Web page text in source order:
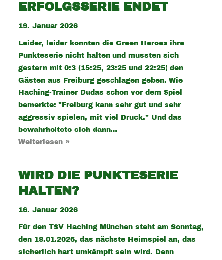
ERFOLGSSERIE ENDET
19. Januar 2026
Leider, leider konnten die Green Heroes ihre
Punkteserie nicht halten und mussten sich
gestern mit 0:3 (15:25, 23:25 und 22:25) den
Gästen aus Freiburg geschlagen geben. Wie
Haching-Trainer Dudas schon vor dem Spiel
bemerkte: "Freiburg kann sehr gut und sehr
aggressiv spielen, mit viel Druck." Und das
bewahrheitete sich dann…
Weiterlesen »
WIRD DIE PUNKTESERIE
HALTEN?
16. Januar 2026
Für den TSV Haching München steht am Sonntag,
den 18.01.2026, das nächste Heimspiel an, das
sicherlich hart umkämpft sein wird. Denn